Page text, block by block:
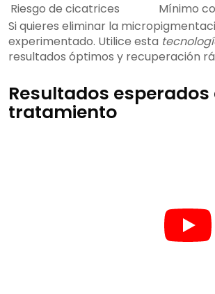
Riesgo de cicatrices
Mínimo
Si quieres eliminar la
experimentado. Utilice esta
resultados óptimos y recuperación
Resultados
tratamiento